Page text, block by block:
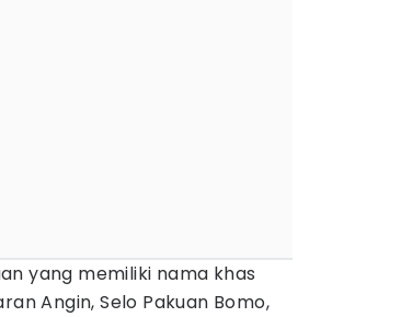
yang memiliki nama khas
Angin, Selo Pakuan Bomo,